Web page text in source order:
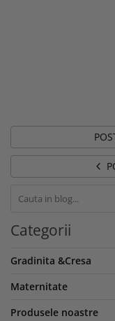
Categorii
Gradinita &Cresa
Maternitate
Produsele noastre